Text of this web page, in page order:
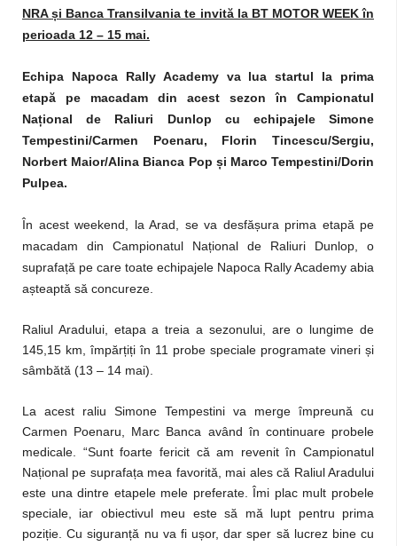
NRAși Banca Transilvania te invită la BT MOTOR WEEK în
perioada 12 – 15 mai.
Echipa Napoca Rally Academy va lua startul la prima
etapă pe macadam din acest sezon în Campionatul
Național de Raliuri Dunlop cu echipajele Simone
Tempestini/Carmen Poenaru, Florin Tincescu/Sergiu,
Norbert Maior/Alina Bianca Pop și Marco Tempestini/Dorin
Pulpea.
În acest weekend, la Arad, se va desfășura prima etapă pe
macadam din Campionatul Național de Raliuri Dunlop, o
suprafață pe care toate echipajele Napoca Rally Academy abia
așteaptă să concureze.
Raliul Aradului, etapa a treia a sezonului, are o lungime de
145,15 km, împărțiți în 11 probe speciale programate vineri și
sâmbătă (13 – 14 mai).
La acest raliu Simone Tempestini va merge împreună cu
Carmen Poenaru, Marc Banca având în continuare probele
medicale. “Sunt foarte fericit că am revenit în Campionatul
Național pe suprafața mea favorită, mai ales că Raliul Aradului
este una dintre etapele mele preferate. Îmi plac mult probele
speciale, iar obiectivul meu este să mă lupt pentru prima
poziție. Cu siguranță nu va fi ușor, dar sper să lucrez bine cu